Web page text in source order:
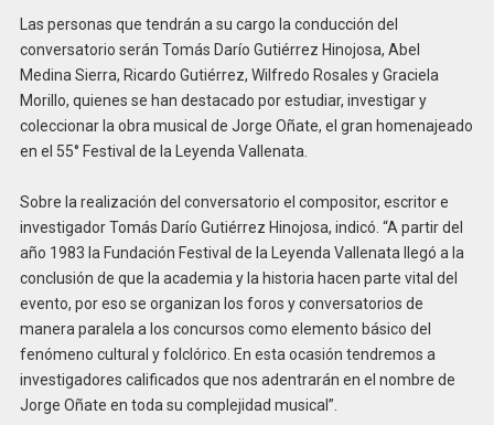
Las personas que tendrán a su cargo la conducción del
conversatorio serán Tomás Darío Gutiérrez Hinojosa, Abel
Medina Sierra, Ricardo Gutiérrez, Wilfredo Rosales y Graciela
Morillo, quienes se han destacado por estudiar, investigar y
coleccionar la obra musical de Jorge Oñate, el gran homenajeado
en el 55° Festival de la Leyenda Vallenata.
Sobre la realización del conversatorio el compositor, escritor e
investigador Tomás Darío Gutiérrez Hinojosa, indicó. “A partir del
año 1983 la Fundación Festival de la Leyenda Vallenata llegó a la
conclusión de que la academia y la historia hacen parte vital del
evento, por eso se organizan los foros y conversatorios de
manera paralela a los concursos como elemento básico del
fenómeno cultural y folclórico. En esta ocasión tendremos a
investigadores calificados que nos adentrarán en el nombre de
Jorge Oñate en toda su complejidad musical”.